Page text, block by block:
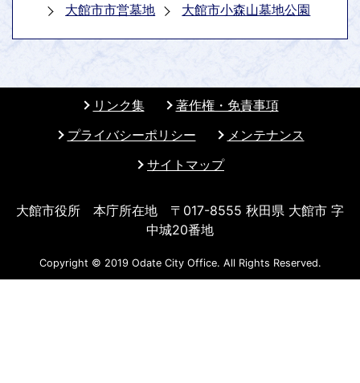
大館市市営墓地
大館市小森山墓地公園
リンク集
著作権・免責事項
プライバシーポリシー
メンテナンス
サイトマップ
大館市役所 本庁所在地 〒017-8555 秋田県 大館市 字
中城20番地
Copyright © 2019 Odate City Office. All Rights Reserved.